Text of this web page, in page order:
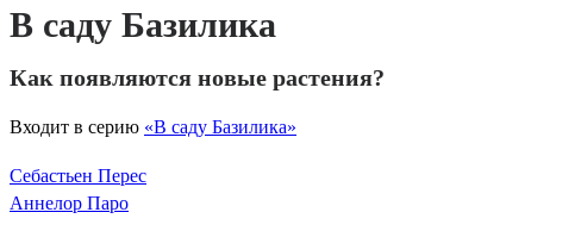
В саду Базилика
Как появляются новые растения?
Входит в серию «В саду Базилика»
Себастьен Перес
Аннелор Паро